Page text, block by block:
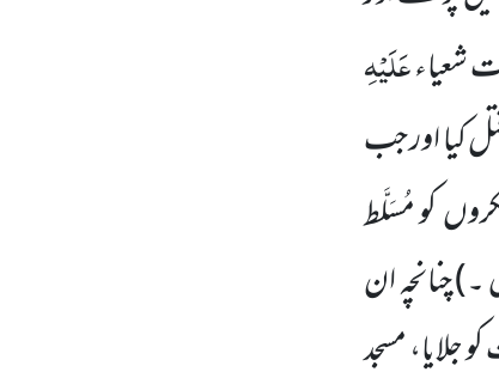
شعیاءعَلَیْہِ
کیا اور جب
کو مُسَلَّط
۔)چنانچہ ان
جلایا، مسجد